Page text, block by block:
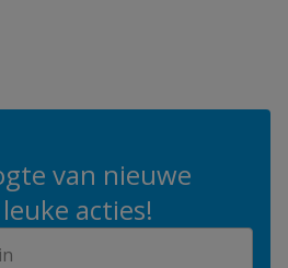
van nieuwe
acties!